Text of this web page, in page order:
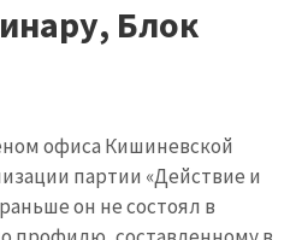
Блок
офиса Кишиневской
партии «Действие и
он не состоял в